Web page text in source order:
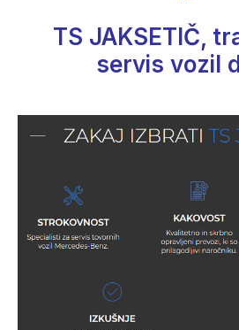
TS JAKSETIČ,
servis vozil